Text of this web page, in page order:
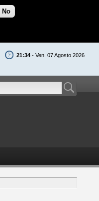
No
21:34 - Ven. 07 Agosto 2026